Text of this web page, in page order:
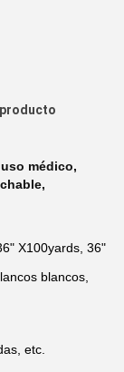
médico,
,
X100yards, 36"
blancos,
etc.